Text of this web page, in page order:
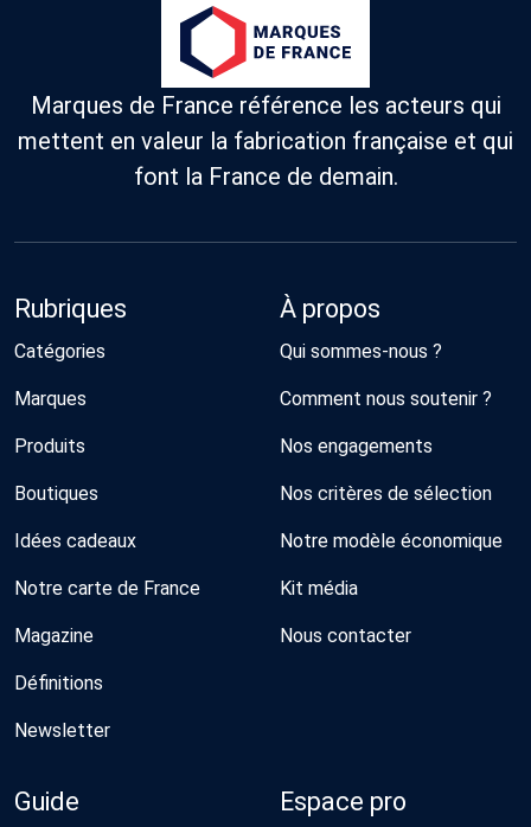
Marques de France référence les acteurs qui
mettent en valeur la fabrication française et qui
font la France de demain.
Rubriques
Catégories
Marques
Produits
Boutiques
Idées cadeaux
Notre carte de France
Magazine
Définitions
Newsletter
À propos
Qui sommes-nous ?
Comment nous soutenir ?
Nos engagements
Nos critères de sélection
Notre modèle économique
Kit média
Nous contacter
Guide Espace pro